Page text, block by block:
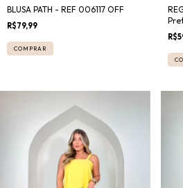
BLUSA PATH - REF 006117 OFF
R$79,99
COMPRAR